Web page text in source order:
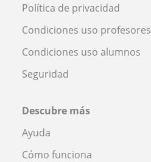
Política de privacidad
Condiciones uso profesores
Condiciones uso alumnos
Seguridad
Descubre más
Ayuda
Cómo funciona